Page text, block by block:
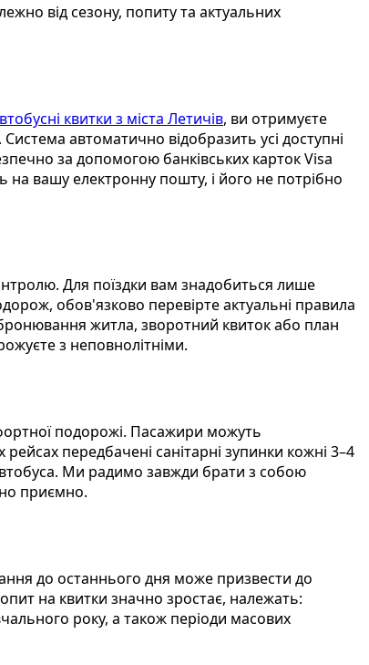
від сезону, попиту та актуальних
квитки з міста Летичів, ви отримуєте
автоматично відобразить усі доступні
за допомогою банківських карток Visa
на вашу електронну пошту, і його не потрібно
Для поїздки вам знадобиться лише
обов'язково перевірте актуальні правила
житла, зворотний квиток або план
з неповнолітніми.
подорожі. Пасажири можуть
передбачені санітарні зупинки кожні 3–4
Ми радимо завжди брати з собою
приємно.
до останнього дня може призвести до
на квитки значно зростає, належать:
року, а також періоди масових